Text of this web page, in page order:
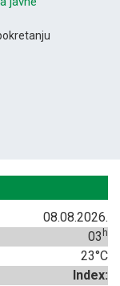
08.08.2026.
03 h
23°C
Index: